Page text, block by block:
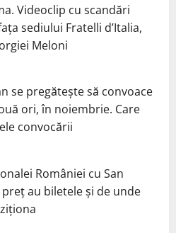
Videoclip cu scandări
sediului Fratelli d’Italia,
Meloni
se pregăteşte să convoace
ori, în noiembrie. Care
convocării
României cu San
au biletele și de unde